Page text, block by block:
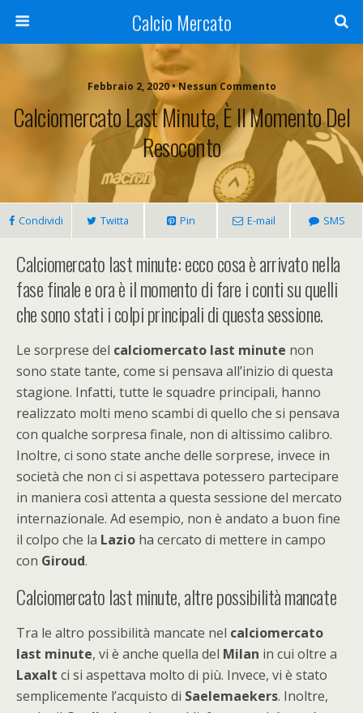
Calcio Mercato
Febbraio 2, 2020 • Nessun Commento
Calciomercato Last Minute, È Il Momento Del
Resoconto
Condividi Twitta Pin E-mail SMS
Calciomercato last minute: ecco cosa è arrivato nella
fase finale e ora è il momento di fare i conti su quelli
che sono stati i colpi principali di questa sessione.
Le sorprese del calciomercato last minute non
sono state tante, come si pensava all’inizio di questa
stagione. Infatti, tutte le squadre principali, hanno
realizzato molti meno scambi di quello che si pensava
con qualche sorpresa finale, non di altissimo calibro.
Inoltre, ci sono state anche delle sorprese, invece in
società che non ci si aspettava potessero partecipare
in maniera così attenta a questa sessione del mercato
internazionale. Ad esempio, non è andato a buon fine
il colpo che la Lazio ha cercato di mettere in campo
con Giroud.
Calciomercato last minute, altre possibilità mancate
Tra le altro possibilità mancate nel calciomercato
last minute, vi è anche quella del Milan in cui oltre a
Laxalt ci si aspettava molto di più. Invece, vi è stato
semplicemente l’acquisto di Saelemaekers. Inoltre,